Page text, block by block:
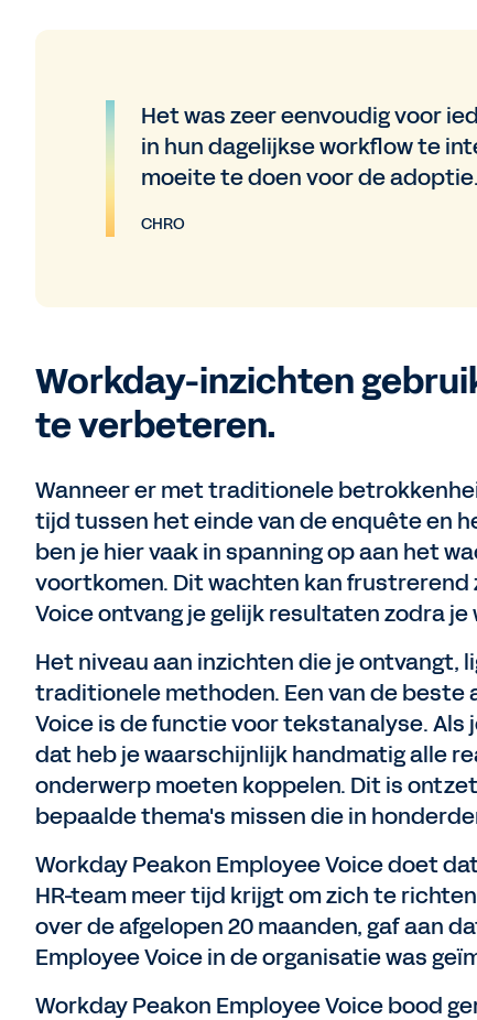
Het was zeer eenvoudig voor
in hun dagelijkse workflow te
moeite te doen voor de adoptie.
CHRO
Workday-inzichten
te verbeteren.
Wanneer er met traditionele
tijd tussen het einde van de enquête en
ben je hier vaak in spanning op aan het
voortkomen. Dit wachten kan frustrerend
Voice ontvang je gelijk resultaten zodra
Het niveau aan inzichten die je ontvangt,
traditionele methoden. Een van de beste
Voice is de functie voor tekstanalyse.
dat heb je waarschijnlijk handmatig alle
onderwerp moeten koppelen. Dit is
bepaalde thema's missen die in
Workday Peakon Employee Voice doet
HR-team meer tijd krijgt om zich te
over de afgelopen 20 maanden, gaf aan
Employee Voice in de organisatie was
Workday Peakon Employee Voice bood